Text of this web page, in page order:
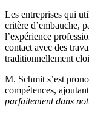
Les entreprises qui
critère d’embauche,
l’expérience
contact avec des
traditionnellement
M. Schmit s’est
compétences,
parfaitement dans